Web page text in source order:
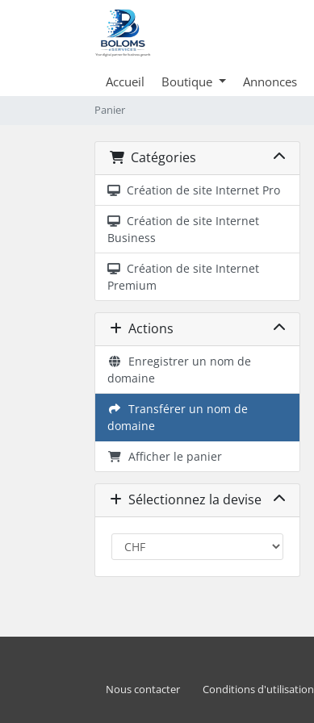
Accueil Boutique Annonces
Panier
Catégories
Création de site Internet Pro
Création de site Internet
Business
Création de site Internet
Premium
Actions
Enregistrer un nom de
domaine
Transférer un nom de
domaine
Afficher le panier
Sélectionnez la devise
Nous contacter Conditions d'utilisation